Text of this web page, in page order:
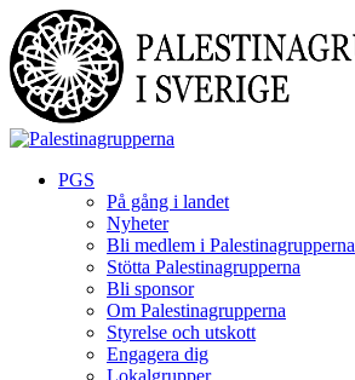
Skip
to
content
PGS
På gång i landet
Nyheter
Bli medlem i Palestinagrupperna
Stötta Palestinagrupperna
Bli sponsor
Om Palestinagrupperna
Styrelse och utskott
Engagera dig
Lokalgrupper